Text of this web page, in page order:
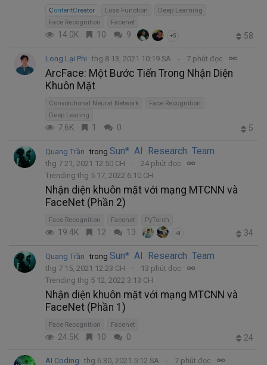
ContentCreator Loss Function
Deep Learning
Face Recognition
Facenet
14.0K 10 9 +5 58
Long Lại Phi thg 8 13, 2021 10:19 SA 7 phút đọc
ArcFace: Một Bước Tiến Trong Nhận Diện
Khuôn Mặt
Convolutional Neural Network
Face Recognition
Deep Learing
7.6K 1 0 5
Quang Trần trong Sun* AI Research Team
thg 7 21, 2021 12:50 CH
24 phút đọc
Trending thg 5 17, 2022 6:10 CH
Nhận diện khuôn mặt với mạng MTCNN và
FaceNet (Phần 2)
Face Recognition Facenet PyTorch
19.4K 12 13 +8 34
Quang Trần trong Sun* AI Research Team
thg 7 15, 2021 12:23 CH
13 phút đọc
Trending thg 5 12, 2022 3:13 CH
Nhận diện khuôn mặt với mạng MTCNN và
FaceNet (Phần 1)
Face Recognition Facenet
24.5K 10 0 24
AI Coding thg 6 30, 2021 5:12 SA 7 phút đọc